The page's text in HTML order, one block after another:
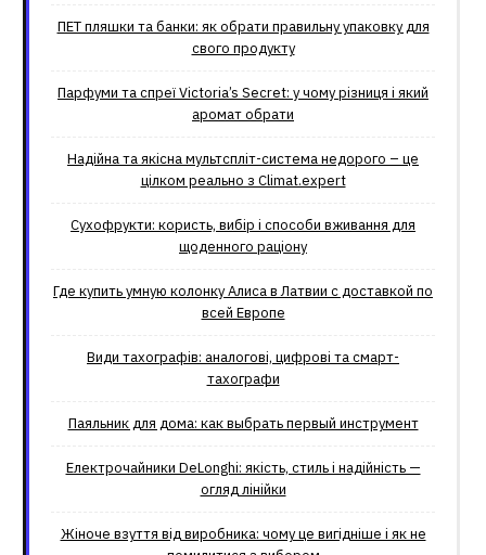
ПЕТ пляшки та банки: як обрати правильну упаковку для
свого продукту
Парфуми та спреї Victoria’s Secret: у чому різниця і який
аромат обрати
Надійна та якісна мультспліт-система недорого – це
цілком реально з Climat.еxpert
Сухофрукти: користь, вибір і способи вживання для
щоденного раціону
Где купить умную колонку Алиса в Латвии с доставкой по
всей Европе
Види тахографів: аналогові, цифрові та смарт-
тахографи
Паяльник для дома: как выбрать первый инструмент
Електрочайники DeLonghi: якість, стиль і надійність —
огляд лінійки
Жіноче взуття від виробника: чому це вигідніше і як не